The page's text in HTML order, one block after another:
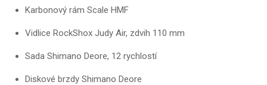
Karbonový rám Scale HMF
Vidlice RockShox Judy Air, zdvih 110 mm
Sada Shimano Deore, 12 rychlostí
Diskové brzdy Shimano Deore